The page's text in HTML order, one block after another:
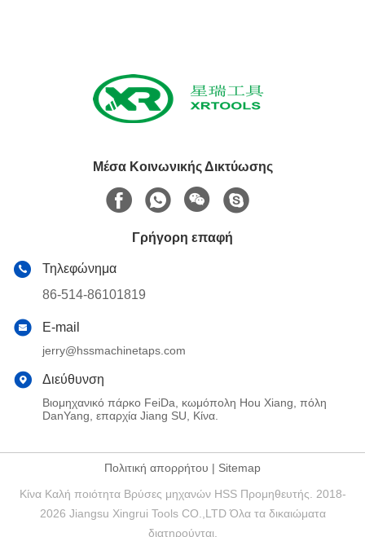
Μέσα Κοινωνικής Δικτύωσης
Γρήγορη επαφή
Τηλεφώνημα
86-514-86101819
E-mail
jerry@hssmachinetaps.com
Διεύθυνση
Βιομηχανικό πάρκο FeiDa, κωμόπολη Hou Xiang, πόλη
DanYang, επαρχία Jiang SU, Κίνα.
Πολιτική απορρήτου | Sitemap
Κίνα Καλή ποιότητα Βρύσες μηχανών HSS Προμηθευτής. 2018-
2026 Jiangsu Xingrui Tools CO.,LTD Όλα τα δικαιώματα
διατηρούνται.